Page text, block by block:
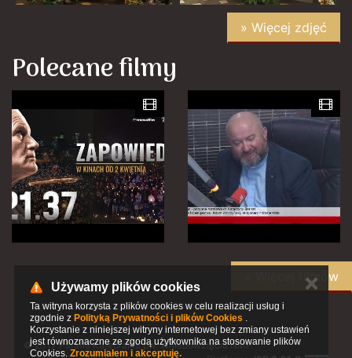
» Więcej zdjęć
Polecane filmy
» Więcej filmów
© 2017 Parafia Katedralna pw. Wniebowzięcia NMP
Używamy plików cookies
Ta witryna korzysta z plików cookies w celu realizacji usług i
zgodnie z Polityką Prywatności i plików Cookies .
Korzystanie z niniejszej witryny internetowej bez zmiany ustawień
jest równoznaczne ze zgodą użytkownika na stosowanie plików
Cookies. Zrozumiałem i akceptuję.
✕